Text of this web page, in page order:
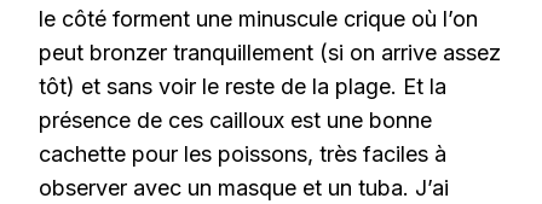
le côté forment une minuscule crique où l’on
peut bronzer tranquillement (si on arrive assez
tôt) et sans voir le reste de la plage. Et la
présence de ces cailloux est une bonne
cachette pour les poissons, très faciles à
observer avec un masque et un tuba. J’ai